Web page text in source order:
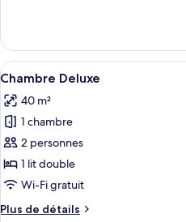
le
type
de
Chambre
Supérieure
Afficher
toutes
les
photos
pour
ce
type
21
Chambre Deluxe
40 m²
1 chambre
2 personnes
1 lit double
Wi-Fi gratuit
Plus de détails
Plus